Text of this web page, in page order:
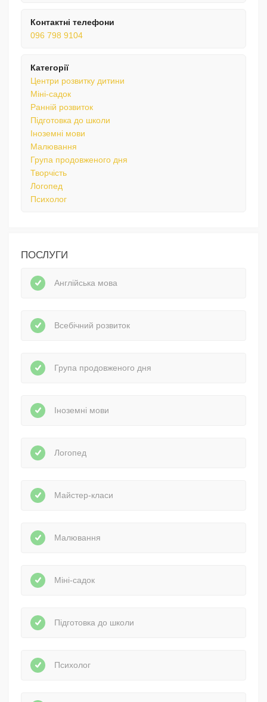
Контактні телефони
096 798 9104
Категорії
Центри розвитку дитини
Міні-садок
Ранній розвиток
Підготовка до школи
Іноземні мови
Малювання
Група продовженого дня
Творчість
Логопед
Психолог
ПОСЛУГИ
Англійська мова
Всебічний розвиток
Група продовженого дня
Іноземні мови
Логопед
Майстер-класи
Малювання
Міні-садок
Підготовка до школи
Психолог